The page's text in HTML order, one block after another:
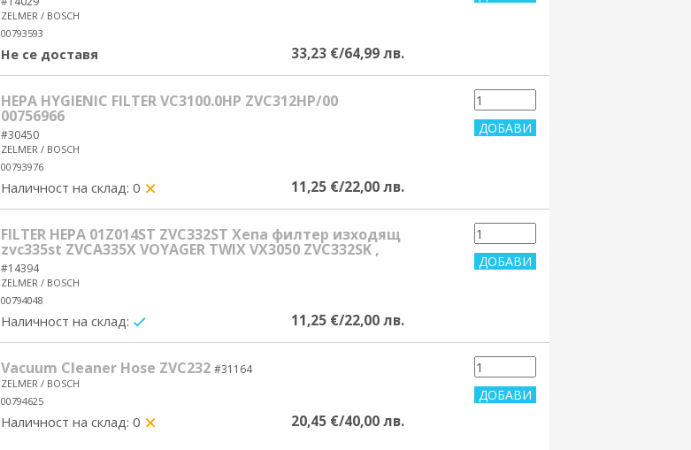
ZELMER / BOSCH
00793593
Не се доставя 33,23 €/64,99 лв.
HEPA HYGIENIC FILTER VC3100.0HP ZVC312HP/00
00756966
#30450
ZELMER / BOSCH
00793976
Наличност на склад: 0 11,25 €/22,00 лв.
FILTER HEPA 01Z014ST ZVC332ST Хепа филтер изходящ
zvc335st ZVCA335X VOYAGER TWIX VX3050 ZVC332SK ,
#14394
ZELMER / BOSCH
00794048
Наличност на склад: 11,25 €/22,00 лв.
Vacuum Cleaner Hose ZVC232 #31164
ZELMER / BOSCH
00794625
Наличност на склад: 0 20,45 €/40,00 лв.